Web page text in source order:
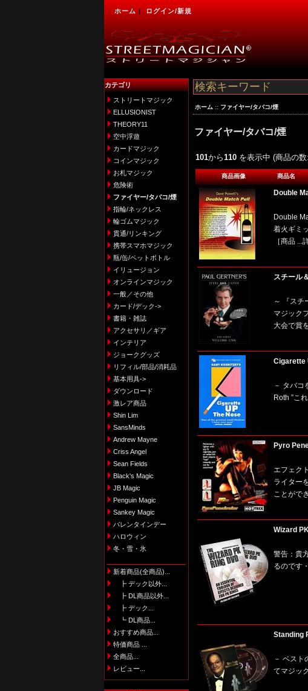
ホーム | ログイン/新規
カテゴリ
ストリートマジック
ELLUSIONIST
THEORY11
空中浮遊
カードマジック
コインマジック
お札マジック
危険術
ファイヤー/タバコ/煙
指輪/ネックレス
輪ゴムマジック
貫通/リンキング
携帯スマホマジック
瓶/缶/ペットボトル
イリュージョン
オンラインマジック
一般／その他
カード/デック->
書籍・雑誌
アクセサリ／ギア
インテリア
ジョークグッズ
リフィル/部品/消耗品
基本用具->
ダウンロード
激レア商品
Shin Lim
SansMinds
Andrew Mayne
Criss Angel
Sean Fields
Black's Magic
JB Magic
Penguin Magic
Sankey Magic
バレンタインデー
ハロウィン
冬・雪・氷
新着商品(全商品)...
┣ デック以外...
┣ DL商品以外...
┣ デック...
┗ DL商品...
おすすめ商品...
特価商品 ...
全商品...
レビュー...
ホーム :: ファイヤー/タバコ/煙
ファイヤー/タバコ/煙
101から110 を表示中 (商品の数:
商品画像 商品名
Double
Double
着火ギミ
［商品 ...
スチール
～ 『ス
マジック
大会で賞
Cigarette
－ タバコ
Roth ”こ
Pyro
エフェク
ライター
ことがで
Wizard
警告：貴
るのです
Standing
－ ベスト
てマジッ